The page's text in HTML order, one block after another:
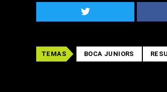
TEMAS BOCA JUNIORS